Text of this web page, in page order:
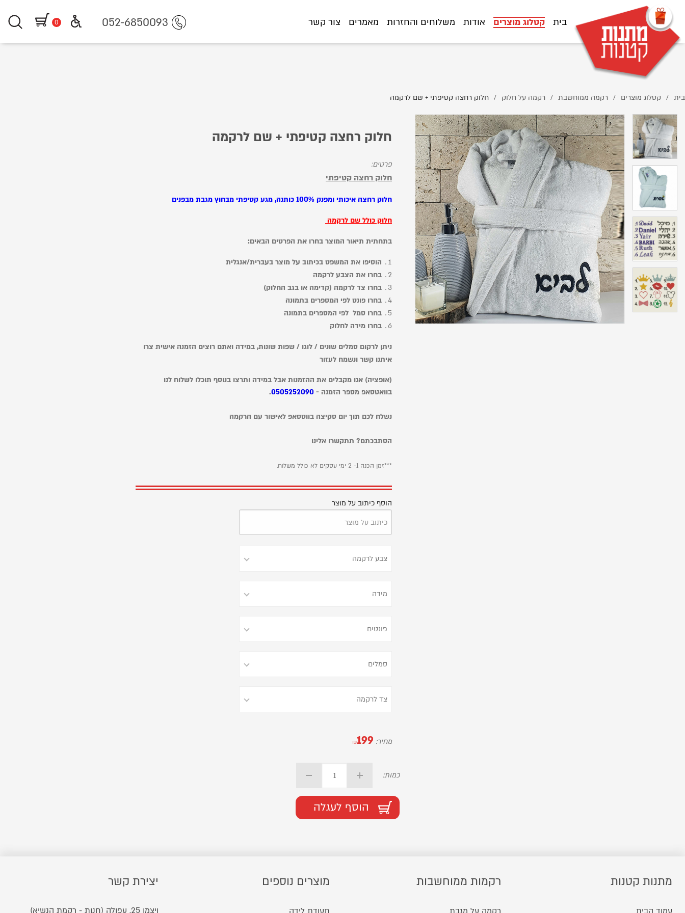
https://www.littlegifts.co.il/%D7%97%D7%9C%D7%95%D7%A7-%D7%A8%D7%97%D7%A6%D7%94-%D7%A7%D7%98%D7%99%D7%A4%D7%AA%D7%99-+-%D7%A9%D7%9D-%D7%9C%D7%A8%D7%A7%D7%9E%D7%94/
בית קטלוג מוצרים אודות משלוחים והחזרות מאמרים צור קשר 0 052-6850093
בית / קטלוג מוצרים / רקמה ממוחשבת / רקמה על חלוק / חלוק רחצה קטיפתי + שם לרקמה
חלוק רחצה קטיפתי + שם לרקמה
פרטים:
חלוק רחצה קטיפתי
חלוק רחצה איכותי ומפנק 100% כותנה, מגע קטיפתי מבחוץ מגבת מבפנים
חלוק כולל שם לרקמה
בתחתית תיאור המוצר בחרו את הפרטים הבאים:
הוסיפו את המשפט בכיתוב על מוצר בעברית/אנגלית
בחרו את הצבע לרקמה
בחרו צד לרקמה (קדימה או בגב החלוק)
בחרו פונט לפי המספרים בתמונה
בחרו סמל לפי המספרים בתמונה
בחרו מידה לחלוק
ניתן לרקום סמלים שונים / לוגו / שפות שונות, במידה ואתם רוצים הזמנה אישית צרו
איתנו קשר ונשמח לעזור
(אופציה) אנו מקבלים את ההזמנות אבל במידה ותרצו בנוסף תוכלו לשלוח לנו
בוואטסאפ מספר הזמנה - 0505252090
.
נשלח לכם תוך יום סקיצה בווטסאפ לאישור עם הרקמה
הסתבכתם? תתקשרו אלינו
***זמן הכנה 1- 2 ימי עסקים לא כולל משלוח.
הוסף כיתוב על מוצר
מחיר: 199
₪
כמות:
הוסף לעגלה
מתנות קטנות רקמות ממוחשבות מוצרים נוספים יצירת קשר
ויצמן 25, עפולה (חנות - רקמת הנשיא)